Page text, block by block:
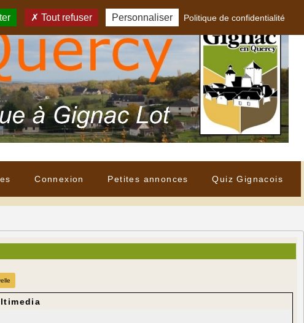
Connexion Petites annonces Quiz Gignacois
Tout refuser Personnaliser Politique de confidentialité